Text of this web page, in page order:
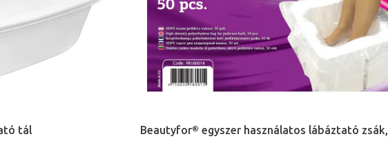
tál
Beautyfor® egyszer használatos lábáztató zsák,